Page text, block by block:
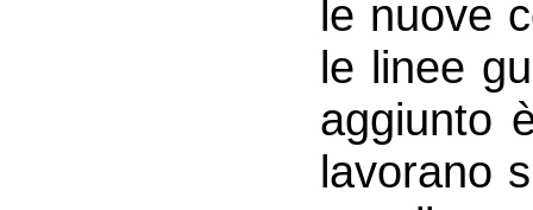
le nuove
le linee
aggiunto
lavorano